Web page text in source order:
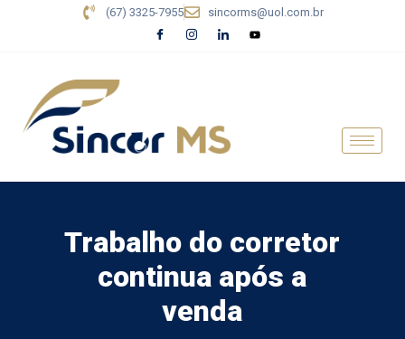
(67) 3325-7955 sincorms@uol.com.br
Trabalho do corretor
continua após a
venda